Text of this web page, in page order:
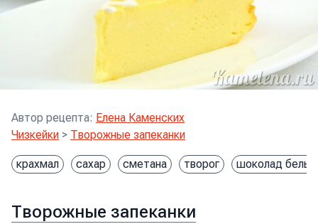
Автор рецепта: Елена Каменских
Чизкейки > Творожные запеканки
крахмал сахар сметана творог шоколад белый
Творожные запеканки